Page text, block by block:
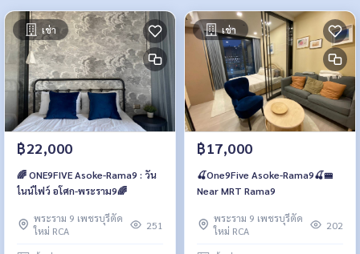
เช่า
฿22,000
🌈 ONE9FIVE Asoke-Rama9 : วัน
ไนน์ไฟว์ อโศก-พระราม9🌈
พระราม 9 เพชรบุรีตัด
ใหม่ RCA
251
เช่า
฿17,000
🍒One9Five Asoke-Rama9🍒🚝
Near MRT Rama9
พระราม 9 เพชรบุรีตัด
ใหม่ RCA
202